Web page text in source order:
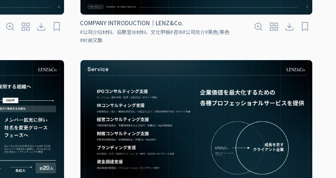
COMPANY INTRODUCTION｜LENZ&Co.
#公司介绍材料、招聘宣传材料、文化甲板#咨询#公司简介#黑色/黑色
#时尚又酷